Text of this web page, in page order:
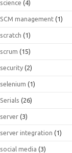
science (4)
SCM management (1)
scratch (1)
scrum (15)
security (2)
selenium (1)
Serials (26)
server (3)
server integration (1)
social media (3)